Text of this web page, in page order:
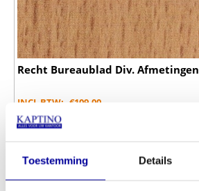
Toestemming Details
Recht Bureaublad Div. Afmetingen
INCL BTW: €109,00
EX BTW: €90,08